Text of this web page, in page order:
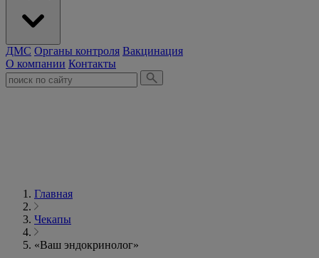
ДМС Органы контроля Вакцинация
О компании Контакты
Главная
Чекапы
«Ваш эндокринолог»